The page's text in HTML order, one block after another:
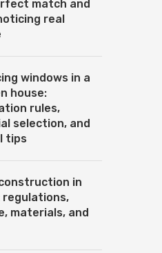
match and
real
windows in a
house:
rules,
selection, and
tips
in
regulations,
materials, and